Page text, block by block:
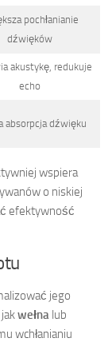
pochłanianie
dźwięków
akustykę, redukuje
echo
absorpcja dźwięku
wspiera
o niskiej
efektywność
jego
wełna lub
wchłanianiu